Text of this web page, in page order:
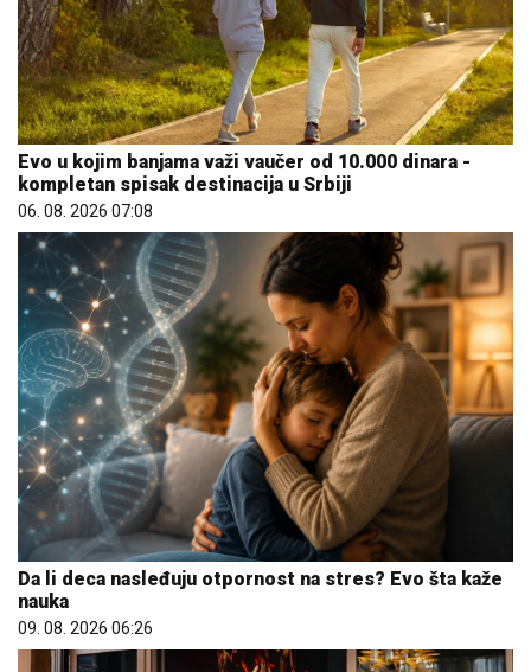
Evo u kojim banjama važi vaučer od 10.000 dinara -
kompletan spisak destinacija u Srbiji
06. 08. 2026 07:08
Da li deca nasleđuju otpornost na stres? Evo šta kaže
nauka
09. 08. 2026 06:26